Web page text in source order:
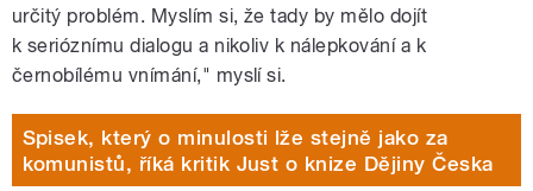
určitý problém. Myslím si, že tady by mělo dojít
k serióznímu dialogu a nikoliv k nálepkování a k
černobílému vnímání," myslí si.
Spisek, který o minulosti lže stejně jako za
komunistů, říká kritik Just o knize Dějiny Česka